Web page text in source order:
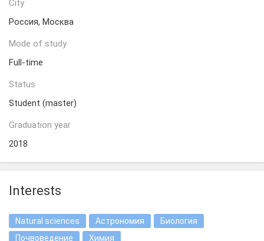
City
Россия, Москва
Mode of study
Full-time
Status
Student (master)
Graduation year
2018
Interests
Natural sciences Астрономия
Биология
Почвоведение
Химия